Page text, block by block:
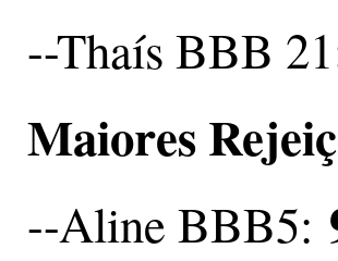
--Thaís BBB 21
Maiores
--Aline BBB5: